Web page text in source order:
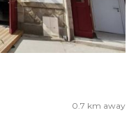
0.7 km away